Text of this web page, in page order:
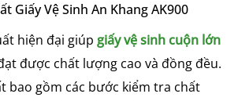
Giấy Vệ Sinh An Khang AK900
hiện đại giúp giấy vệ sinh cuộn lớn
được chất lượng cao và đồng đều.
bao gồm các bước kiểm tra chất